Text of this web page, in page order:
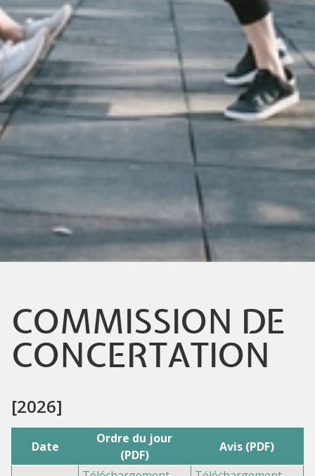
COMMISSION DE
CONCERTATION
[2026]
Date
Ordre du jour
(PDF)
Avis (PDF)